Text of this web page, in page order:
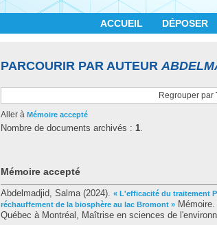
ACCUEIL DÉPOSER
PARCOURIR PAR AUTEUR
Regrouper par
Aller à Mémoire accepté
Nombre de documents archivés : 1.
Mémoire accepté
Abdelmadjid, Salma(2024). « L'efficacité du traitement
réchauffement de la biosphère au lac Bromont »
Québec à Montréal, Maîtrise en sciences de